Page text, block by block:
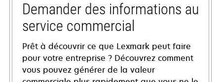
Demander des informations au
service commercial
Prêt à découvrir ce que Lexmark peut faire
pour votre entreprise ? Découvrez comment
vous pouvez générer de la valeur